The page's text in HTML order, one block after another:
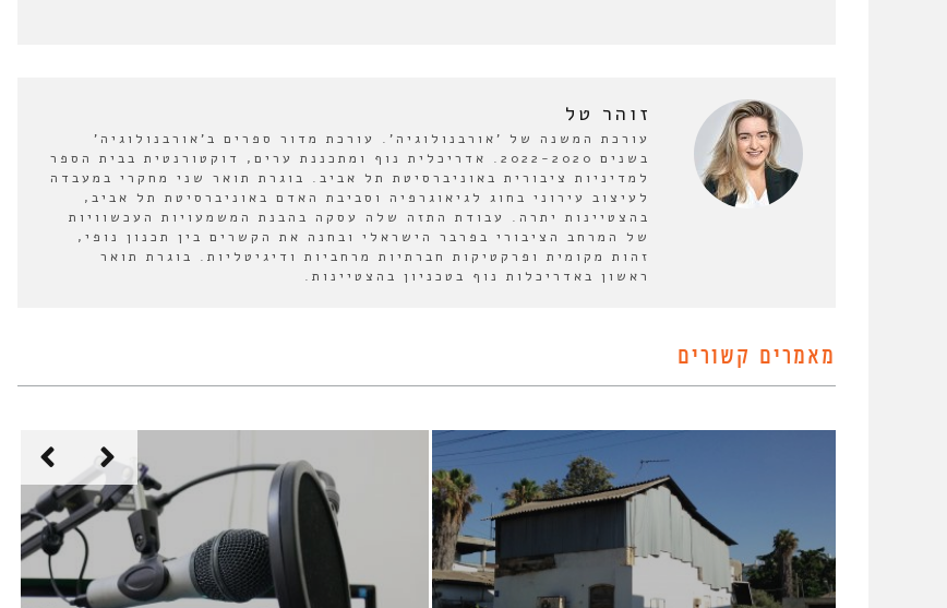
זוהר טל
עורכת המשנה של 'אורבנולוגיה'. עורכת מדור ספרים ב'אורבנולוגיה'
בשנים 2022-2020. אדריכלית נוף ומתכננת ערים, דוקטורנטית בבית הספר
למדיניות ציבורית באוניברסיטת תל אביב. בוגרת תואר שני מחקרי במעבדה
לעיצוב עירוני בחוג לגיאוגרפיה וסביבת האדם באוניברסיטת תל אביב,
בהצטיינות יתרה. עבודת התזה שלה עסקה בהבנת המשמעויות העכשוויות
של המרחב הציבורי בפרבר הישראלי ובחנה את הקשרים בין תכנון נופי,
זהות מקומית ופרקטיקות חברתיות מרחביות ודיגיטליות. בוגרת תואר
ראשון באדריכלות נוף בטכניון בהצטיינות.
מאמרים קשורים